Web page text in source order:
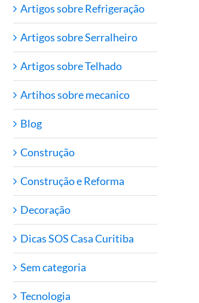
Artigos sobre Refrigeração
Artigos sobre Serralheiro
Artigos sobre Telhado
Artihos sobre mecanico
Blog
Construção
Construção e Reforma
Decoração
Dicas SOS Casa Curitiba
Sem categoria
Tecnologia